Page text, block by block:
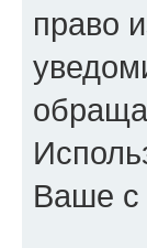
право
Ваше с